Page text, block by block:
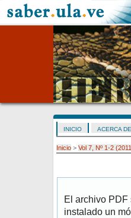
INICIO ACERCA DE
Inicio > Vol 7, Nº 1-2
El archivo
instalado un